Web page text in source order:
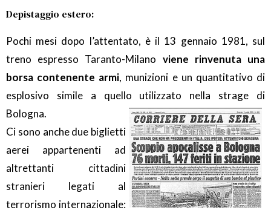
Depistaggio estero:
Pochi mesi dopo l’attentato, è il 13 gennaio 1981, sul
treno espresso Taranto-Milano viene rinvenuta una
borsa contenente armi, munizioni e un quantitativo di
esplosivo simile a quello utilizzato nella strage di
Bologna.
Ci sono anche due biglietti
aerei appartenenti ad
altrettanti cittadini
stranieri legati al
terrorismo internazionale: